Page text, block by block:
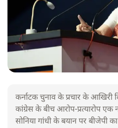
कर्नाटक चुनाव के प्रचार के
कांग्रेस के बीच आरोप-प्रत्यारोप
सोनिया गांधी के बयान पर बीजेपी